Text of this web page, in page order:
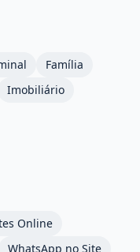
Família
Imobiliário
Online
WhatsApp no Site